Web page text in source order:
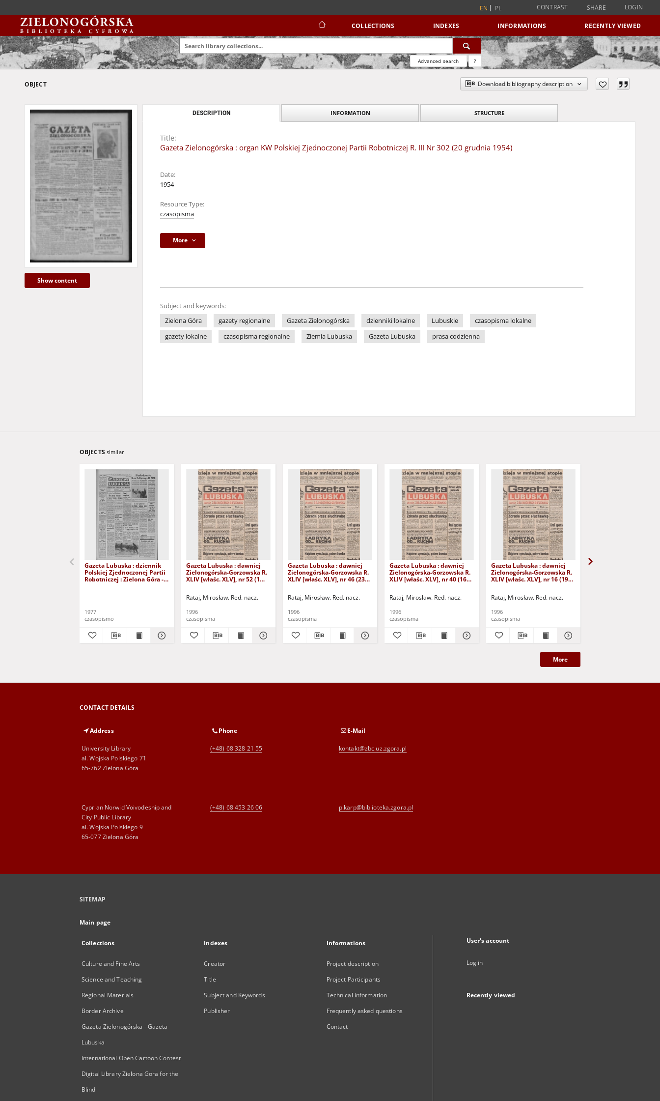
EN PL CONTRAST SHARE LOGIN
COLLECTIONS INDEXES INFORMATIONS RECENTLY VIEWED
Advanced search ?
OBJECT Download bibliography description
Show content
DESCRIPTION INFORMATION STRUCTURE
Title:
Gazeta Zielonogórska : organ KW Polskiej Zjednoczonej Partii Robotniczej R. III Nr 302 (20 grudnia 1954)
Date:
1954
Resource Type:
czasopisma
More
Subject and keywords:
Zielona Góra
gazety regionalne Gazeta Zielonogórska dzienniki lokalne Lubuskie
czasopisma lokalne
gazety lokalne
czasopisma regionalne Ziemia Lubuska Gazeta Lubuska prasa codzienna
OBJECTS similar
Gazeta Lubuska : dziennik
Polskiej Zjednoczonej Partii
Robotniczej : Zielona Góra -
1977
czasopismo
Gazeta Lubuska : dawniej
Zielonogórska-Gorzowska R.
XLIV [właśc. XLV], nr 52 (1
Rataj, Mirosław. Red. nacz.
1996
czasopisma
Gazeta Lubuska : dawniej
Zielonogórska-Gorzowska R.
XLIV [właśc. XLV], nr 46 (23
Rataj, Mirosław. Red. nacz.
1996
czasopisma
Gazeta Lubuska : dawniej
Zielonogórska-Gorzowska R.
XLIV [właśc. XLV], nr 40 (16
Rataj, Mirosław. Red. nacz.
1996
czasopisma
Gazeta Lubuska : dawniej
Zielonogórska-Gorzowska R.
XLIV [właśc. XLV], nr 16 (19
Rataj, Mirosław. Red. nacz.
1996
czasopisma
More
CONTACT DETAILS
Address
University Library
al. Wojska Polskiego 71
65-762 Zielona Góra
Phone
(+48) 68 328 21 55
E-Mail
kontakt@zbc.uz.zgora.pl
Cyprian Norwid Voivodeship and
City Public Library
al. Wojska Polskiego 9
65-077 Zielona Góra
(+48) 68 453 26 06 p.karp@biblioteka.zgora.pl
SITEMAP
Main page
Collections
Culture and Fine Arts
Science and Teaching
Regional Materials
Border Archive
Gazeta Zielonogórska - Gazeta
Lubuska
International Open Cartoon Contest
Digital Library Zielona Gora for the
Blind
Indexes
Creator
Title
Subject and Keywords
Publisher
Informations
Project description
Project Participants
Technical information
Frequently asked questions
Contact
User's account
Log in
Recently viewed